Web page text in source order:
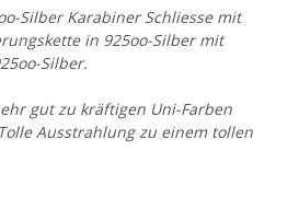
Silber Karabiner Schliesse mit
in 925oo-Silber mit
Silber.
gut zu kräftigen Uni-Farben
Ausstrahlung zu einem tollen